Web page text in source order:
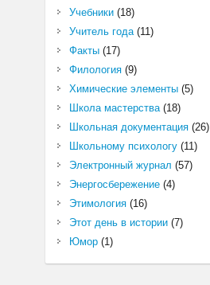
Учебники(18)
Учитель года(11)
Факты(17)
Филология(9)
Химические элементы(5)
Школа мастерства(18)
Школьная документация(26)
Школьному психологу(11)
Электронный журнал (57)
Энергосбережение(4)
Этимология(16)
Этот день в истории(7)
Юмор(1)